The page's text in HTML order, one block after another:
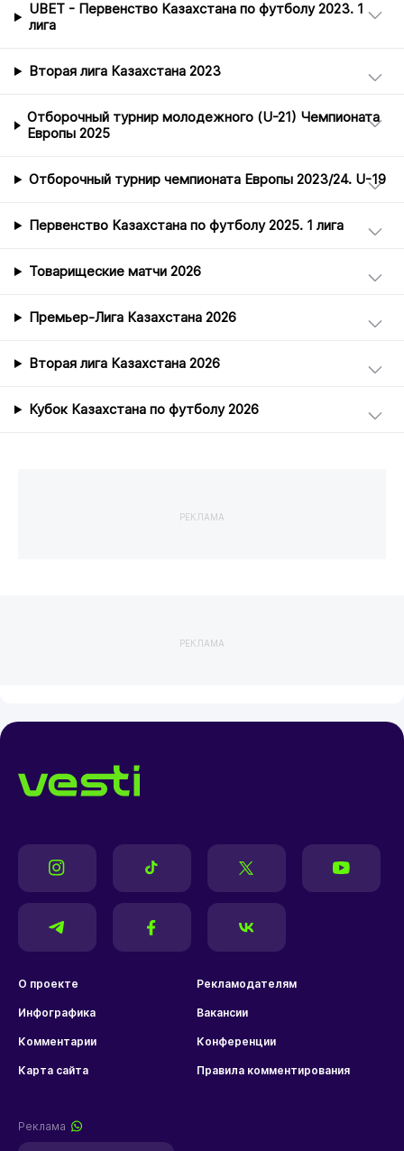
UBET - Первенство Казахстана по футболу 2023. 1
лига
Вторая лига Казахстана 2023
Отборочный турнир молодежного (U-21) Чемпионата
Европы 2025
Отборочный турнир чемпионата Европы 2023/24. U-19
Первенство Казахстана по футболу 2025. 1 лига
Товарищеские матчи 2026
Премьер-Лига Казахстана 2026
Вторая лига Казахстана 2026
Кубок Казахстана по футболу 2026
РЕКЛАМА
РЕКЛАМА
О проекте Рекламодателям
Инфографика Вакансии
Комментарии Конференции
Карта сайта Правила комментирования
Реклама